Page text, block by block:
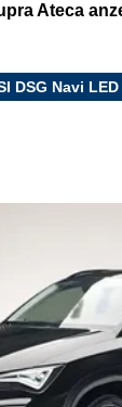
Ateca
DSG Navi